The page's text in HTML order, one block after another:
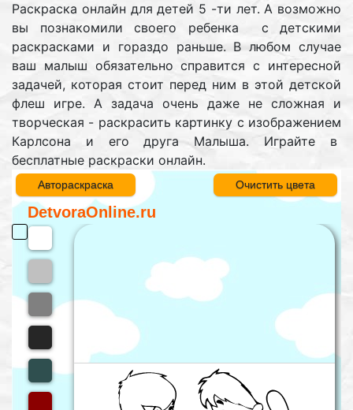
Раскраска онлайн для детей 5 -ти лет. А возможно
вы познакомили своего ребенка с детскими
раскрасками и гораздо раньше. В любом случае
ваш малыш обязательно справится с интересной
задачей, которая стоит перед ним в этой детской
флеш игре. А задача очень даже не сложная и
творческая - раскрасить картинку с изображением
Карлсона и его друга Малыша. Играйте в
бесплатные раскраски онлайн.
Автораскраска Очистить цвета
DetvoraOnline.ru